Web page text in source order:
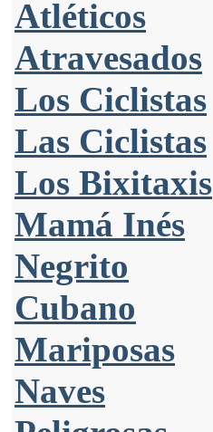
Atléticos
Atravesados
Los Ciclistas
Las Ciclistas
Los Bixitaxis
Mamá Inés
Negrito
Cubano
Mariposas
Naves